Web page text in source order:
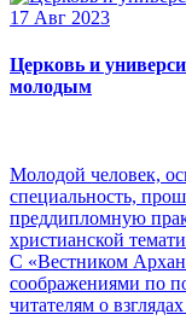
17 Авг 2023
Церковь и
молодым
Молодой человек,
специальность,
преддипломную
христианской
С «Вестником
соображениями по
читателям о